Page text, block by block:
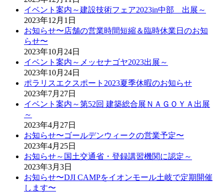
イベント案内～建設技術フェア2023in中部 出展～
2023年12月1日
お知らせ〜店舗の営業時間短縮＆臨時休業日のお知
らせ〜
2023年10月24日
イベント案内～メッセナゴヤ2023出展～
2023年10月24日
ポラリスエクスポート2023夏季休暇のお知らせ
2023年7月27日
イベント案内～第52回 建築総合展ＮＡＧＯＹＡ出展
～
2023年4月27日
お知らせ〜ゴールデンウィークの営業予定〜
2023年4月25日
お知らせ～国土交通省・登録講習機関に認定～
2023年3月3日
お知らせ〜DJI CAMPをイオンモール土岐で定期開催
します〜